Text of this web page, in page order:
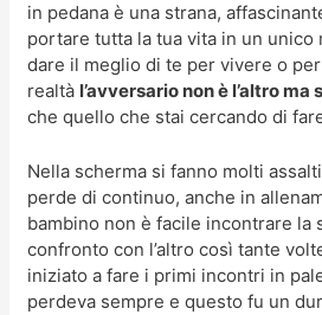
in pedana è una strana,
portare tutta la tua vita in un unico
dare il meglio di te per vivere o
realtà l’avversario non è l’altro ma
che quello che stai cercando di
Nella scherma si fanno molti
perde di continuo, anche in
bambino non è facile incontrare la
confronto con l’altro così tante
iniziato a fare i primi incontri in
perdeva sempre e questo fu un